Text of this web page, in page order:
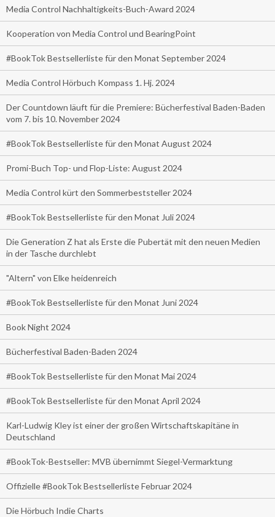
Media Control Nachhaltigkeits-Buch-Award 2024
Kooperation von Media Control und BearingPoint
#BookTok Bestsellerliste für den Monat September 2024
Media Control Hörbuch Kompass 1. Hj. 2024
Der Countdown läuft für die Premiere: Bücherfestival Baden-Baden
vom 7. bis 10. November 2024
#BookTok Bestsellerliste für den Monat August 2024
Promi-Buch Top- und Flop-Liste: August 2024
Media Control kürt den Sommerbeststeller 2024
#BookTok Bestsellerliste für den Monat Juli 2024
Die Generation Z hat als Erste die Pubertät mit den neuen Medien
in der Tasche durchlebt
"Altern" von Elke heidenreich
#BookTok Bestsellerliste für den Monat Juni 2024
Book Night 2024
Bücherfestival Baden-Baden 2024
#BookTok Bestsellerliste für den Monat Mai 2024
#BookTok Bestsellerliste für den Monat April 2024
Karl-Ludwig Kley ist einer der großen Wirtschaftskapitäne in
Deutschland
#BookTok-Bestseller: MVB übernimmt Siegel-Vermarktung
Offizielle #BookTok Bestsellerliste Februar 2024
Die Hörbuch Indie Charts